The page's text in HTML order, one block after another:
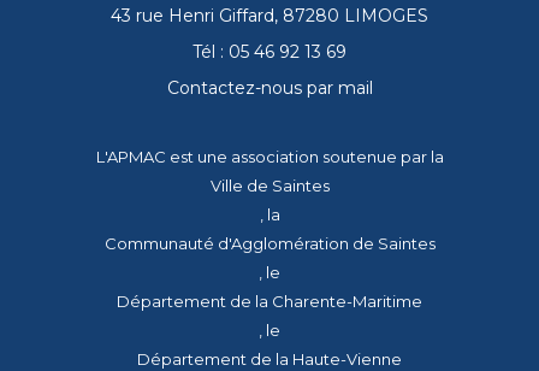
43 rue Henri Giffard, 87280 LIMOGES
Tél : 05 46 92 13 69
Contactez-nous par mail
L'APMAC est une association soutenue par la
Ville de Saintes
, la
Communauté d'Agglomération de Saintes
, le
Département de la Charente-Maritime
, le
Département de la Haute-Vienne